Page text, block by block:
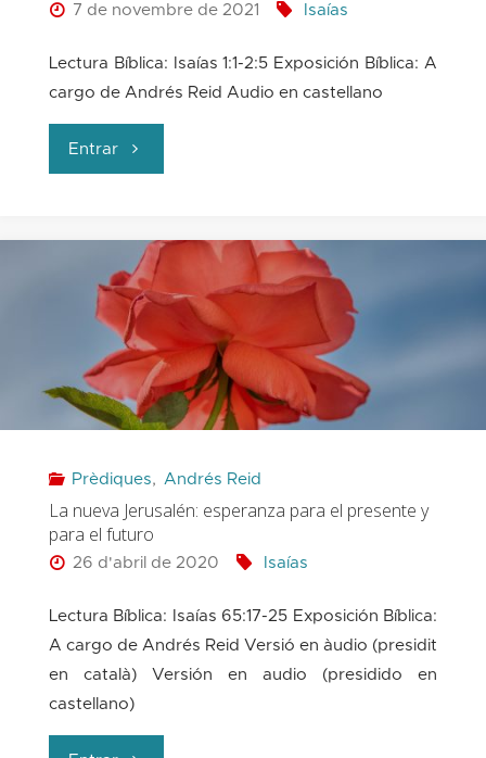
de
salvación"
7 de novembre de 2021 Isaías
Lectura Bíblica: Isaías 1:1-2:5 Exposición Bíblica: A
cargo de Andrés Reid Audio en castellano
Entrar"¿Cómo
la
Barcelona
ideal?"
Prèdiques, Andrés Reid
La nueva Jerusalén: esperanza para el presente y
para el futuro
26 d'abril de 2020 Isaías
Lectura Bíblica: Isaías 65:17-25 Exposición Bíblica:
A cargo de Andrés Reid Versió en àudio (presidit
en català) Versión en audio (presidido en
castellano)